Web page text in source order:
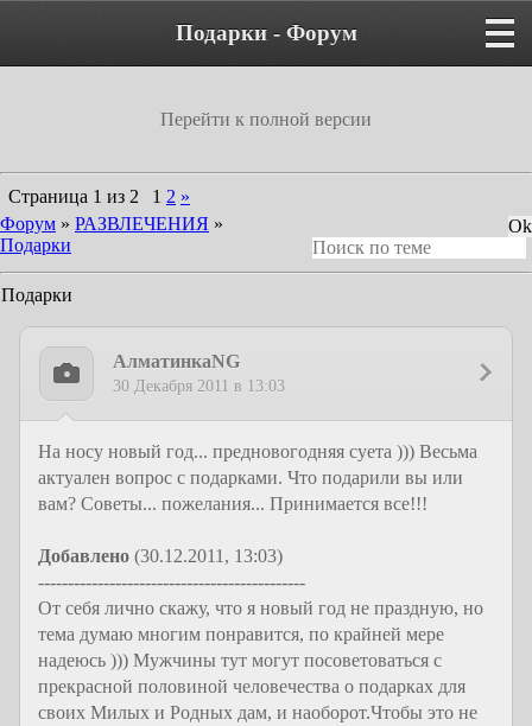
Подарки - Форум
Перейти к полной версии
Страница 1 из 2 1 2 »
Форум » РАЗВЛЕЧЕНИЯ »
Подарки
Подарки
АлматинкаNG
30 Декабря 2011 в 13:03
На носу новый год... предновогодняя суета ))) Весьма
актуален вопрос с подарками. Что подарили вы или
вам? Советы... пожелания... Принимается все!!!
Добавлено (30.12.2011, 13:03)
---------------------------------------------
От себя лично скажу, что я новый год не праздную, но
тема думаю многим понравится, по крайней мере
надеюсь ))) Мужчины тут могут посоветоваться с
прекрасной половиной человечества о подарках для
своих Милых и Родных дам, и наоборот.Чтобы это не